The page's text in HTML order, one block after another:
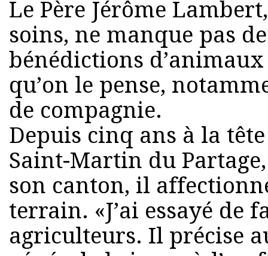
Le Père Jérôme
soins, ne manque pas
bénédictions
qu’on le pense,
de compagnie.
Depuis cinq ans à la
Saint-Martin du
son canton, il
terrain. «J’ai essayé de
agriculteurs. Il précise